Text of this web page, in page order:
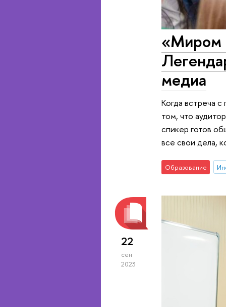
«Миром
медиа
Когда встреча
том, что
спикер готов
все свои дела,
Образование
22
сен
2023